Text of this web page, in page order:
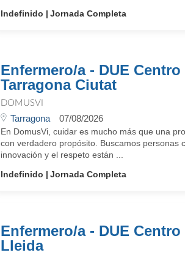
Indefinido
Jornada Completa
Enfermero/a - DUE
Tarragona Ciutat
DOMUSVI
Tarragona 07/08/2026
En DomusVi, cuidar es mucho más que una
con verdadero propósito. Buscamos personas
innovación y el respeto están ...
Indefinido
Jornada Completa
Enfermero/a - DUE
Lleida